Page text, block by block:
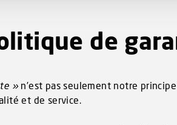
de
» n’est pas seulement notre
et de service.